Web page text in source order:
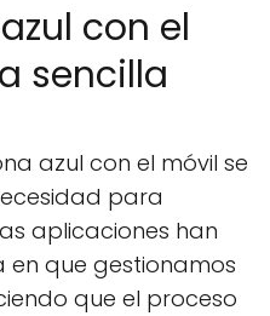
con el
sencilla
azul con el móvil se
para
aplicaciones han
que gestionamos
que el proceso